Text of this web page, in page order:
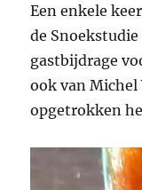
Een enkele
de
gastbijdrage
ook van Michel
opgetrokken